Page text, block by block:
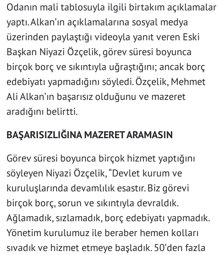
Odanın mali tablosuyla ilgili birtakım açıklamalar
yaptı. Alkan’ın açıklamalarına sosyal medya
üzerinden paylaştığı videoyla yanıt veren Eski
Başkan Niyazi Özçelik, görev süresi boyunca
birçok borç ve sıkıntıyla uğraştığını; ancak borç
edebiyatı yapmadığını söyledi. Özçelik, Mehmet
Ali Alkan’ın başarısız olduğunu ve mazeret
aradığını belirtti.
BAŞARISIZLIĞINA MAZERET ARAMASIN
Görev süresi boyunca birçok hizmet yaptığını
söyleyen Niyazi Özçelik, “Devlet kurum ve
kuruluşlarında devamlılık esastır. Biz görevi
birçok borç, sorun ve sıkıntıyla devraldık.
Ağlamadık, sızlamadık, borç edebiyatı yapmadık.
Yönetim kurulumuz ile beraber hemen kolları
sıvadık ve hizmet etmeye başladık. 50’den fazla